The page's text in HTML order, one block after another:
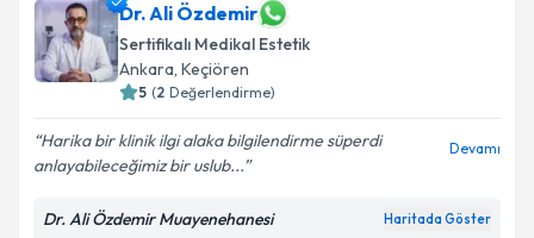
Dr. Ali Özdemir
Sertifikalı Medikal Estetik
Ankara, Keçiören
5 (2 Değerlendirme)
Harika bir klinik ilgi alaka bilgilendirme süperdi
anlayabileceğimiz bir uslub...
Devamı
Dr. Ali Özdemir Muayenehanesi Haritada Göster